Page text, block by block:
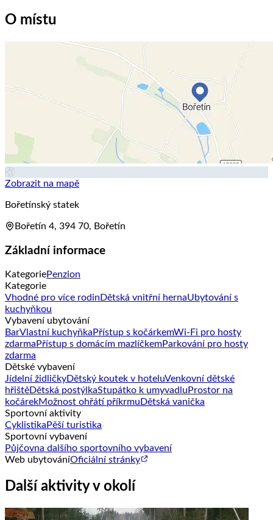
O místu
Zobrazit na mapě
Bořetínský statek
Bořetín 4, 394 70, Bořetín
Základní informace
KategoriePenzion
Kategorie
Vhodné pro více rodin Dětská vnitřní hernaUbytování s
kuchyňkou
Vybavení ubytování
BarVlastní kuchyňka Přístup s kočárkemWi-Fi pro hosty
zdarma Přístup s domácím mazlíčkemParkování pro hosty
zdarma
Dětské vybavení
Jídelní židličkyDětský koutek v hoteluVenkovní dětské
hřištěDětská postýlkaStupátko k umyvadlu Prostor na
kočárekMožnost ohřátí příkrmu Dětská vanička
Sportovní aktivity
Cyklistika Pěší turistika
Sportovní vybavení
Půjčovna dalšího sportovního vybavení
Web ubytováníOficiální stránky
Další aktivity v okolí